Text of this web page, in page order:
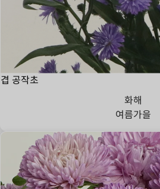
겹 공작초
화해
여름가을